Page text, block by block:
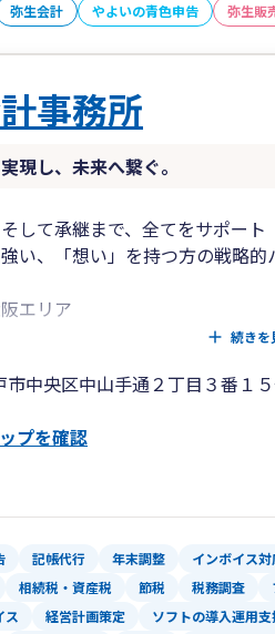
弥生会計 やよいの青色申告 弥生販
事務所
現し、未来へ繋ぐ。
して承継まで、全てをサポート
い、「想い」を持つ方の戦略的
エリア
対面によるサポートを重視
る最適な帳簿作成支援
いに沿った財務分析・税務対策
に対応可能な税理士が在籍
に対応可能な税理士が在籍
実績に自信
ピニオン相談OK
続きを
市中央区中山手通２丁目３番１
プを確認
記帳代行 年末調整 インボイス対
相続税・資産税 節税 税務調査
ス 経営計画策定
ソフトの導入運用支